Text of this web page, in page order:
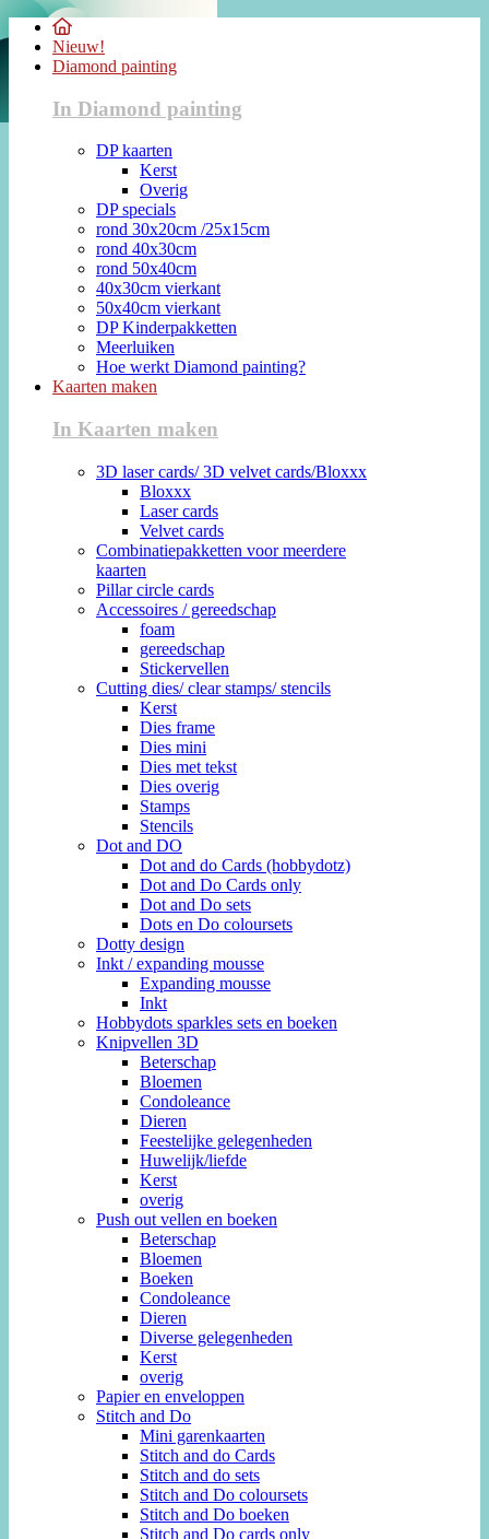
Nieuw!
Diamond painting
In Diamond painting
DP kaarten
Kerst
Overig
DP specials
rond 30x20cm /25x15cm
rond 40x30cm
rond 50x40cm
40x30cm vierkant
50x40cm vierkant
DP Kinderpakketten
Meerluiken
Hoe werkt Diamond painting?
Kaarten maken
In Kaarten maken
3D laser cards/ 3D velvet cards/Bloxxx
Bloxxx
Laser cards
Velvet cards
Combinatiepakketten voor meerdere
kaarten
Pillar circle cards
Accessoires / gereedschap
foam
gereedschap
Stickervellen
Cutting dies/ clear stamps/ stencils
Kerst
Dies frame
Dies mini
Dies met tekst
Dies overig
Stamps
Stencils
Dot and DO
Dot and do Cards (hobbydotz)
Dot and Do Cards only
Dot and Do sets
Dots en Do coloursets
Dotty design
Inkt / expanding mousse
Expanding mousse
Inkt
Hobbydots sparkles sets en boeken
Knipvellen 3D
Beterschap
Bloemen
Condoleance
Dieren
Feestelijke gelegenheden
Huwelijk/liefde
Kerst
overig
Push out vellen en boeken
Beterschap
Bloemen
Boeken
Condoleance
Dieren
Diverse gelegenheden
Kerst
overig
Papier en enveloppen
Stitch and Do
Mini garenkaarten
Stitch and do Cards
Stitch and do sets
Stitch and Do coloursets
Stitch and Do boeken
Stitch and Do cards only